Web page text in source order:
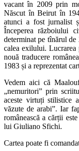
vacant în 2009 prin
Născut în Beirut în
atunci a fost jurnalist
Începerea războiului
determinat pe tînărul de
calea exilului.
nouă traducere
1983 și a reprezentat
Vedem aici că
„nemuritori” prin
aceste virtuți stilistice
văzute de arabi”. Iar
românească a cărții
lui Giuliano Sfichi.
Cartea poate fi